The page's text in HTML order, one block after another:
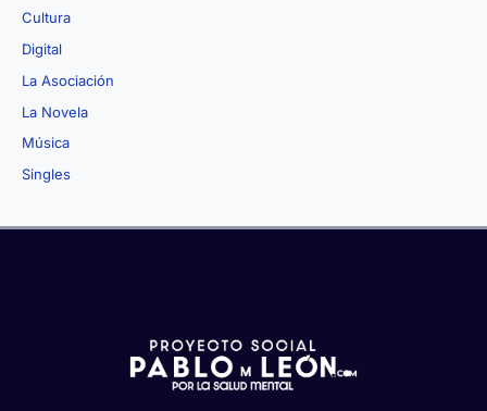
Cultura
Digital
La Asociación
La Novela
Música
Singles